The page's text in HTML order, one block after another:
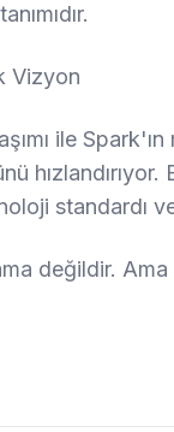
Vizyon
ile
hızlandırıyor.
standardı
değildir.